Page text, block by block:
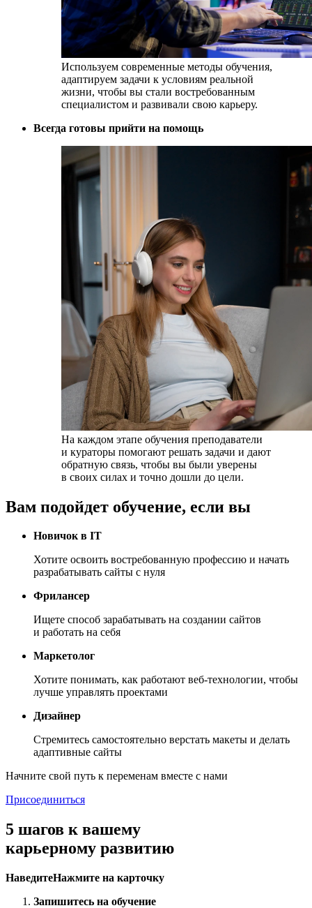
Используем современные методы обучения,
адаптируем задачи к условиям реальной
жизни, чтобы вы стали востребованным
специалистом и развивали свою карьеру.
Всегда готовы прийти на помощь
На каждом этапе обучения преподаватели
и кураторы помогают решать задачи и дают
обратную связь, чтобы вы были уверены
в своих силах и точно дошли до цели.
Вам подойдет обучение, если вы
Новичок в IT
Хотите освоить востребованную профессию и начать
разрабатывать сайты с нуля
Фрилансер
Ищете способ зарабатывать на создании сайтов
и работать на себя
Маркетолог
Хотите понимать, как работают веб-технологии, чтобы
лучше управлять проектами
Дизайнер
Стремитесь самостоятельно верстать макеты и делать
адаптивные сайты
Начните свой путь к переменам вместе с нами
Присоединиться
5 шагов к вашему
карьерному развитию
НаведитеНажмите на карточку
Запишитесь на обучение